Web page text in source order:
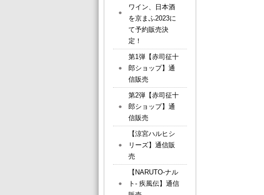
ワイン、日本酒
を京まふ2023に
て予約販売決
定！
第1弾【赤司征十
郎ショップ】通
信販売
第2弾【赤司征十
郎ショップ】通
信販売
【涼宮ハルヒシ
リーズ】通信販
売
【NARUTO-ナル
ト- 疾風伝】通信